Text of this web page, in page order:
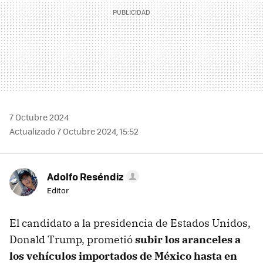
7 Octubre 2024
Actualizado 7 Octubre 2024, 15:52
Adolfo Reséndiz
Editor
El candidato a la presidencia de Estados Unidos,
Donald Trump, prometiósubir los aranceles a
los vehículos importados de México hasta en